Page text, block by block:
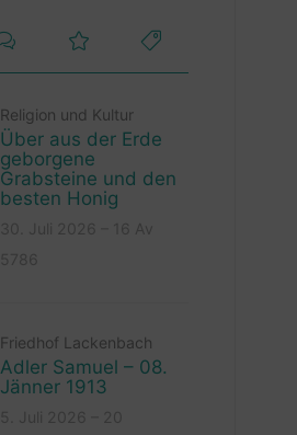
Religion und Kultur
Über aus der Erde
geborgene
Grabsteine und den
besten Honig
Friedhof Lackenbach
Adler Samuel – 08.
Jänner 1913